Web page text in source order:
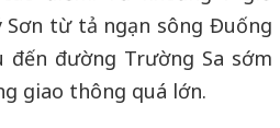
Sơn từ tả ngạn sông Đuống
đường Trường Sa sớm
giao thông quá lớn.